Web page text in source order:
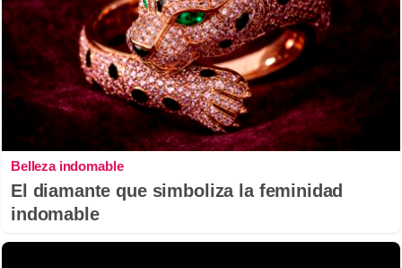
Belleza indomable
El diamante que simboliza la feminidad
indomable